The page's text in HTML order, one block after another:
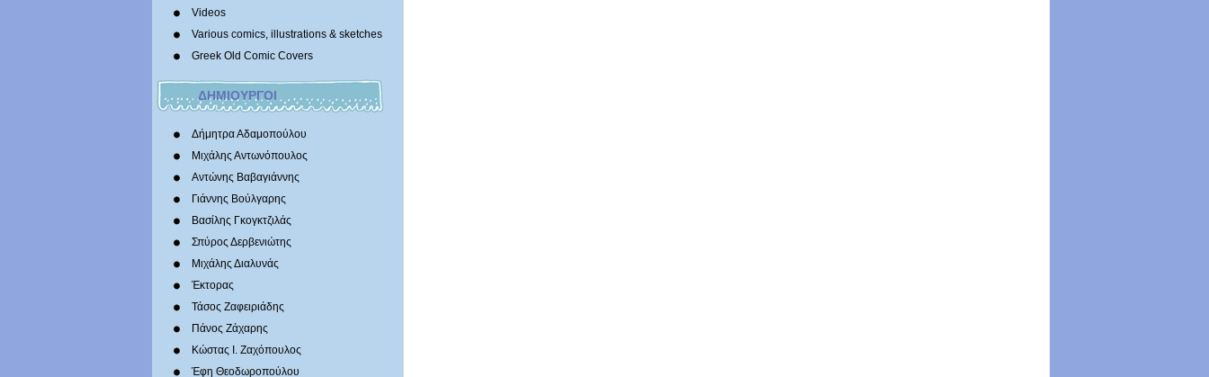
Videos
Various comics, illustrations & sketches
Greek Old Comic Covers
ΔΗΜΙΟΥΡΓΟΙ
Δήμητρα Αδαμοπούλου
Μιχάλης Αντωνόπουλος
Αντώνης Βαβαγιάννης
Γιάννης Βούλγαρης
Βασίλης Γκογκτζιλάς
Σπύρος Δερβενιώτης
Mιχάλης Διαλυνάς
Έκτορας
Τάσος Ζαφειριάδης
Πάνος Ζάχαρης
Κώστας Ι. Ζαχόπουλoς
Έφη Θεοδωροπούλου